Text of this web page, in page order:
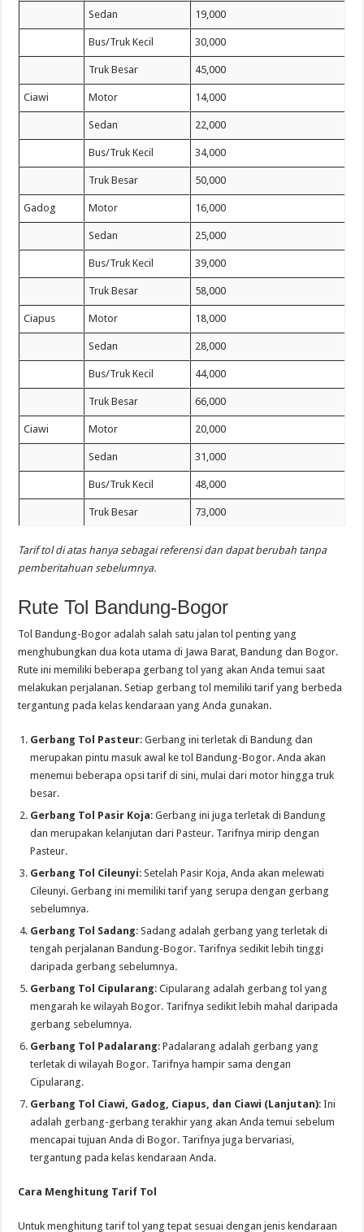
Sedan 19,000
Bus/Truk Kecil 30,000
Truk Besar 45,000
Ciawi Motor 14,000
Sedan 22,000
Bus/Truk Kecil 34,000
Truk Besar 50,000
Gadog Motor 16,000
Sedan 25,000
Bus/Truk Kecil 39,000
Truk Besar 58,000
Ciapus Motor 18,000
Sedan 28,000
Bus/Truk Kecil 44,000
Truk Besar 66,000
Ciawi Motor 20,000
Sedan 31,000
Bus/Truk Kecil 48,000
Truk Besar 73,000
Tarif tol di atas hanya sebagai referensi dan dapat berubah tanpa
pemberitahuan sebelumnya.
Rute Tol Bandung-Bogor
Tol Bandung-Bogor adalah salah satu jalan tol penting yang
menghubungkan dua kota utama di Jawa Barat, Bandung dan Bogor.
Rute ini memiliki beberapa gerbang tol yang akan Anda temui saat
melakukan perjalanan. Setiap gerbang tol memiliki tarif yang berbeda
tergantung pada kelas kendaraan yang Anda gunakan.
Gerbang Tol Pasteur: Gerbang ini terletak di Bandung dan
merupakan pintu masuk awal ke tol Bandung-Bogor. Anda akan
menemui beberapa opsi tarif di sini, mulai dari motor hingga truk
besar.
Gerbang Tol Pasir Koja: Gerbang ini juga terletak di Bandung
dan merupakan kelanjutan dari Pasteur. Tarifnya mirip dengan
Pasteur.
Gerbang Tol Cileunyi: Setelah Pasir Koja, Anda akan melewati
Cileunyi. Gerbang ini memiliki tarif yang serupa dengan gerbang
sebelumnya.
Gerbang Tol Sadang: Sadang adalah gerbang yang terletak di
tengah perjalanan Bandung-Bogor. Tarifnya sedikit lebih tinggi
daripada gerbang sebelumnya.
Gerbang Tol Cipularang: Cipularang adalah gerbang tol yang
mengarah ke wilayah Bogor. Tarifnya sedikit lebih mahal daripada
gerbang sebelumnya.
Gerbang Tol Padalarang: Padalarang adalah gerbang yang
terletak di wilayah Bogor. Tarifnya hampir sama dengan
Cipularang.
Gerbang Tol Ciawi, Gadog, Ciapus, dan Ciawi (Lanjutan): Ini
adalah gerbang-gerbang terakhir yang akan Anda temui sebelum
mencapai tujuan Anda di Bogor. Tarifnya juga bervariasi,
tergantung pada kelas kendaraan Anda.
Cara Menghitung Tarif Tol
Untuk menghitung tarif tol yang tepat sesuai dengan jenis kendaraan